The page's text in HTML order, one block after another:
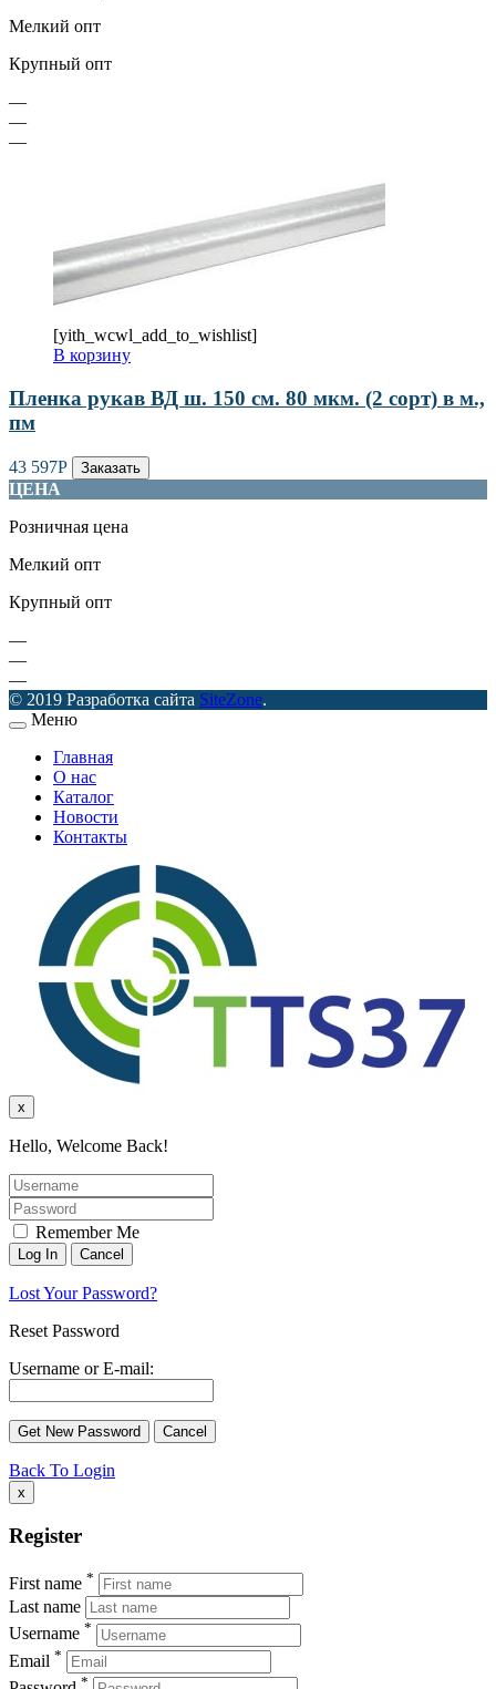
Мелкий опт
Крупный опт
—
—
—
[yith_wcwl_add_to_wishlist]
В корзину
Пленка рукав ВД ш. 150 см. 80 мкм. (2 сорт) в м.,
пм
43 597Р Заказать
ЦЕНА
Розничная цена
Мелкий опт
Крупный опт
—
—
—
© 2019 Разработка сайта SiteZone.
Меню
Главная
О нас
Каталог
Новости
Контакты
x
Hello, Welcome Back!
Remember Me
Lost Your Password?
Reset Password
Username or E-mail:
Back To Login
x
Register
First name *
Last name
Username *
Email *
*